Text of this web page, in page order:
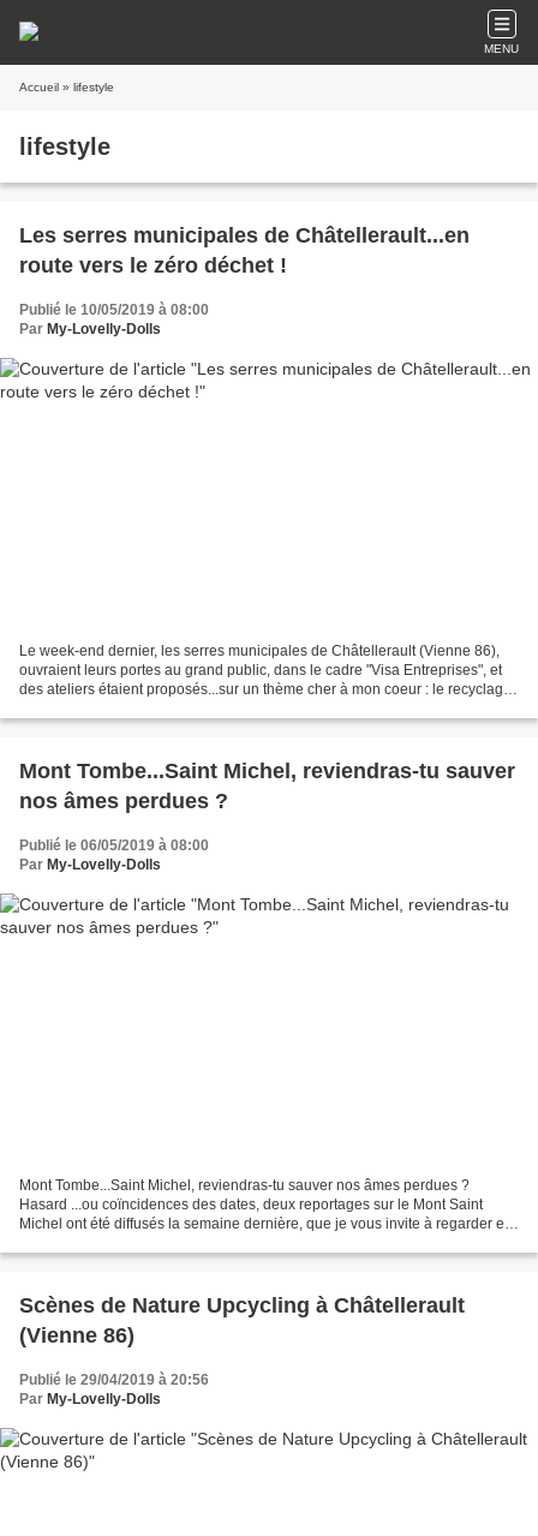
MENU
Accueil » lifestyle
lifestyle
Les serres municipales de Châtellerault...en
route vers le zéro déchet !
Publié le 10/05/2019 à 08:00
Par My-Lovelly-Dolls
Le week-end dernier, les serres municipales de Châtellerault (Vienne 86),
ouvraient leurs portes au grand public, dans le cadre "Visa Entreprises", et
des ateliers étaient proposés...sur un thème cher à mon coeur : le recyclage !
Mont Tombe...Saint Michel, reviendras-tu sauver
nos âmes perdues ?
Publié le 06/05/2019 à 08:00
Par My-Lovelly-Dolls
Mont Tombe...Saint Michel, reviendras-tu sauver nos âmes perdues ?
Hasard ...ou coïncidences des dates, deux reportages sur le Mont Saint
Michel ont été diffusés la semaine dernière, que je vous invite à regarder en
Scènes de Nature Upcycling à Châtellerault
(Vienne 86)
Publié le 29/04/2019 à 20:56
Par My-Lovelly-Dolls